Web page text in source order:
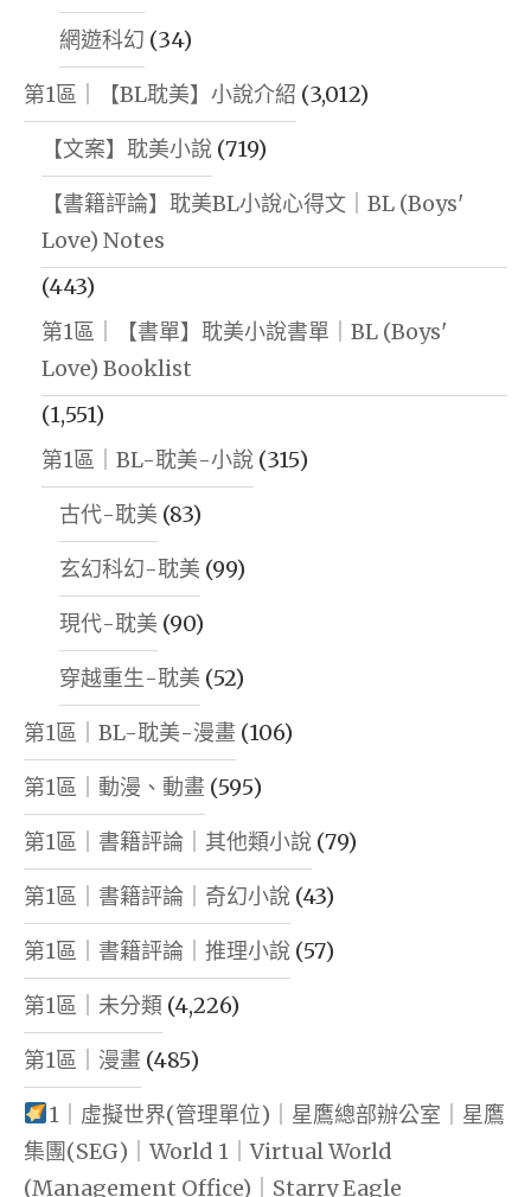
網遊科幻 (34)
第1區｜【BL耽美】小說介紹 (3,012)
【文案】耽美小說 (719)
【書籍評論】耽美BL小說心得文｜BL (Boys'
Love) Notes
(443)
第1區｜【書單】耽美小說書單｜BL (Boys'
Love) Booklist
(1,551)
第1區｜BL-耽美-小說 (315)
古代-耽美 (83)
玄幻科幻-耽美 (99)
現代-耽美 (90)
穿越重生-耽美 (52)
第1區｜BL-耽美-漫畫 (106)
第1區｜動漫、動畫 (595)
第1區｜書籍評論｜其他類小說 (79)
第1區｜書籍評論｜奇幻小說 (43)
第1區｜書籍評論｜推理小說 (57)
第1區｜未分類 (4,226)
第1區｜漫畫 (485)
1｜虛擬世界(管理單位)｜星鷹總部辦公室｜星鷹
集團(SEG)｜World 1｜Virtual World
(Management Office)｜Starry Eagle